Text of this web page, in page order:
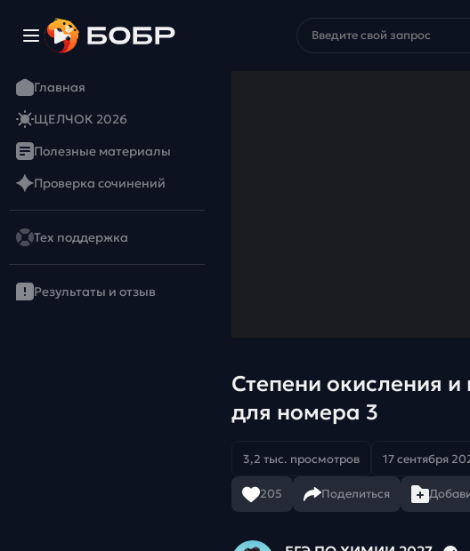
Главная
ЩЕЛЧОК 2026
Полезные материалы
Проверка сочинений
Тех поддержка
Результаты и отзыв
Степени окисления
для номера 3
3,2 тыс. просмотров 17 сентября
205 Поделиться